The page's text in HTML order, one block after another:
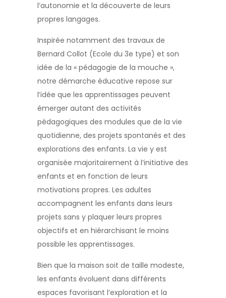
l’autonomie et la découverte de leurs
propres langages.
Inspirée notamment des travaux de
Bernard Collot (Ecole du 3e type) et son
idée de la « pédagogie de la mouche »,
notre démarche éducative repose sur
l’idée que les apprentissages peuvent
émerger autant des activités
pédagogiques des modules que de la vie
quotidienne, des projets spontanés et des
explorations des enfants. La vie y est
organisée majoritairement à l’initiative des
enfants et en fonction de leurs
motivations propres. Les adultes
accompagnent les enfants dans leurs
projets sans y plaquer leurs propres
objectifs et en hiérarchisant le moins
possible les apprentissages.
Bien que la maison soit de taille modeste,
les enfants évoluent dans différents
espaces favorisant l’exploration et la